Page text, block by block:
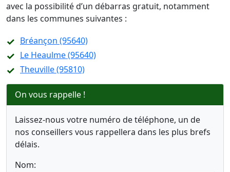
avec la possibilité d’un débarras gratuit, notamment
dans les communes suivantes :
Bréançon (95640)
Le Heaulme (95640)
Theuville (95810)
On vous rappelle !
Laissez-nous votre numéro de téléphone, un de
nos conseillers vous rappellera dans les plus brefs
délais.
Nom: